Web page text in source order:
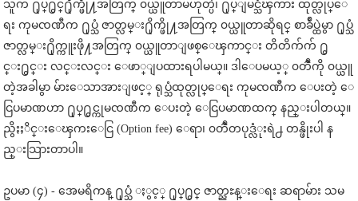
သူက ႐ုပ္႐ွင္႐ိုက္ဖို႔အတြက္ ၀ယ္ယူတာမဟုတ္ပဲ၊ ႐ုပ္ျမင္သံၾကား ထုတ္လုပ္ေ
ရး ကုမၸဏီက ႐ုပ္သံ ဇာတ္လမ္း႐ိုက္ဖို႔အတြက္ ၀ယ္ယူတာဆိုရင္ စာခ်ဳပ္ထဲမွာ ႐ုပ္သံ
ဇာတ္လမ္း႐ိုက္ကူးဖို႔အတြက္ ၀ယ္ယူတာျဖစ္ေၾကာင္း တိတိက်က် ႐ွ
င္း႐ွင္း လင္းလင္း ေဖာ္ျပထားရပါမယ္။ ဒါေပမယ့္ ၀တၳဳကို ၀ယ္ယူ
တဲ့အခါမွာ မ်ားေသာအားျဖင့္ ရုပ္သံထုတ္လုပ္ေရး ကုမၸဏီက ေပးတဲ့ ေ
ငြပမာဏဟာ ႐ုပ္႐ွင္ကုမၸဏီက ေပးတဲ့ ေငြပမာဏထက္ နည္းပါတယ္။
ညွိႏႈိင္းေၾကးေငြ (Option fee) ေရာ၊ ၀တၳဳတပုဒ္လံုးရဲ႕ တန္ဖိုးပါ န
ည္းသြားတာပါ။
ဥပမာ (၄) - အေမရိကန္ ႐ုပ္သံ ႏွင့္ ႐ုပ္႐ွင္ ဇာတ္ညႊန္းေရး ဆရာမ်ား သမ